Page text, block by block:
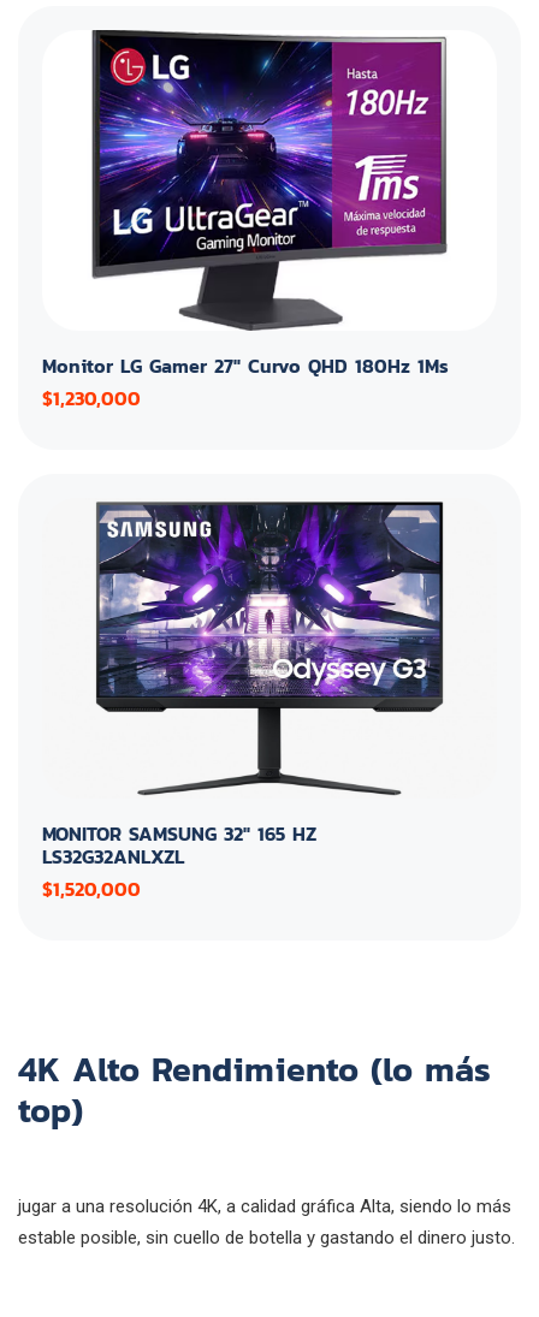
Monitor LG Gamer 27" Curvo QHD 180Hz 1Ms
$1,230,000
MONITOR SAMSUNG 32" 165 HZ
LS32G32ANLXZL
$1,520,000
4K Alto Rendimiento (lo más
top)
jugar a una resolución 4K, a calidad gráfica Alta, siendo lo más
estable posible, sin cuello de botella y gastando el dinero justo.